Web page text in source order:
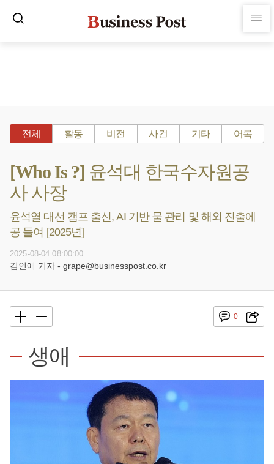
전체 활동 비전 사건 기타 어록
[Who Is ?] 윤석대 한국수자원공
사 사장
윤석열 대선 캠프 출신, AI 기반 물 관리 및 해외 진출에
공 들여 [2025년]
2025-08-04 08:00:00
김인애 기자 - grape@businesspost.co.kr
0
생애